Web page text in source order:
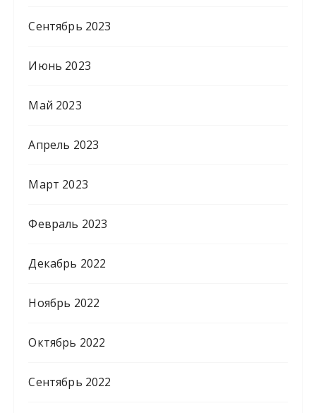
Сентябрь 2023
Июнь 2023
Май 2023
Апрель 2023
Март 2023
Февраль 2023
Декабрь 2022
Ноябрь 2022
Октябрь 2022
Сентябрь 2022